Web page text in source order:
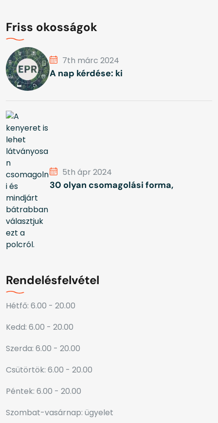
Friss okosságok
7th márc 2024
A nap kérdése: ki
5th ápr 2024
30 olyan csomagolási forma,
Rendelésfelvétel
Hétfő: 6.00 - 20.00
Kedd: 6.00 - 20.00
Szerda: 6.00 - 20.00
Csütörtök: 6.00 - 20.00
Péntek: 6.00 - 20.00
Szombat-vasárnap: ügyelet